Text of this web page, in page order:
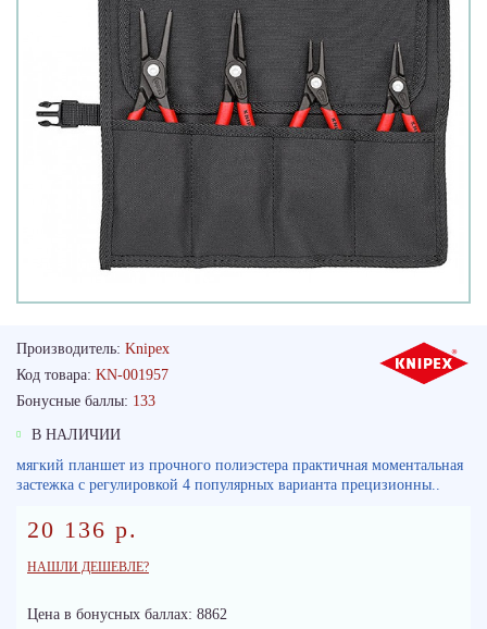
Производитель: Knipex
Код товара: KN-001957
Бонусные баллы: 133
В НАЛИЧИИ
мягкий планшет из прочного полиэстера практичная моментальная
застежка с регулировкой 4 популярных варианта прецизионны..
20 136 р.
НАШЛИ ДЕШЕВЛЕ?
Цена в бонусных баллах: 8862